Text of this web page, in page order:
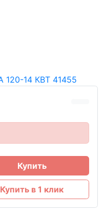
Купить
Купить в 1 клик